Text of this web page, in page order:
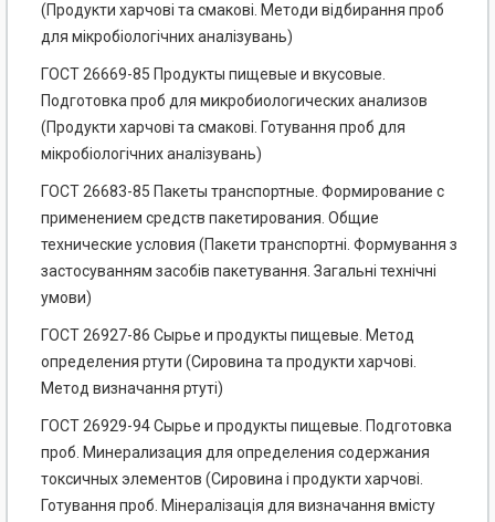
(Продукти харчові та смакові. Методи відбирання проб
для мікробіологічних аналізувань)
ГОСТ 26669-85 Продукты пищевые и вкусовые.
Подготовка проб для микробиологических анализов
(Продукти харчові та смакові. Готування проб для
мікробіологічних аналізувань)
ГОСТ 26683-85 Пакеты транспортные. Формирование с
применением средств пакетирования. Общие
технические условия (Пакети транспортні. Формування з
застосуванням засобів пакетування. Загальні технічні
умови)
ГОСТ 26927-86 Сырье и продукты пищевые. Метод
определения ртути (Сировина та продукти харчові.
Метод визначання ртуті)
ГОСТ 26929-94 Сырье и продукты пищевые. Подготовка
проб. Минерализация для определения содержания
токсичных элементов (Сировина і продукти харчові.
Готування проб. Мінералізація для визначання вмісту